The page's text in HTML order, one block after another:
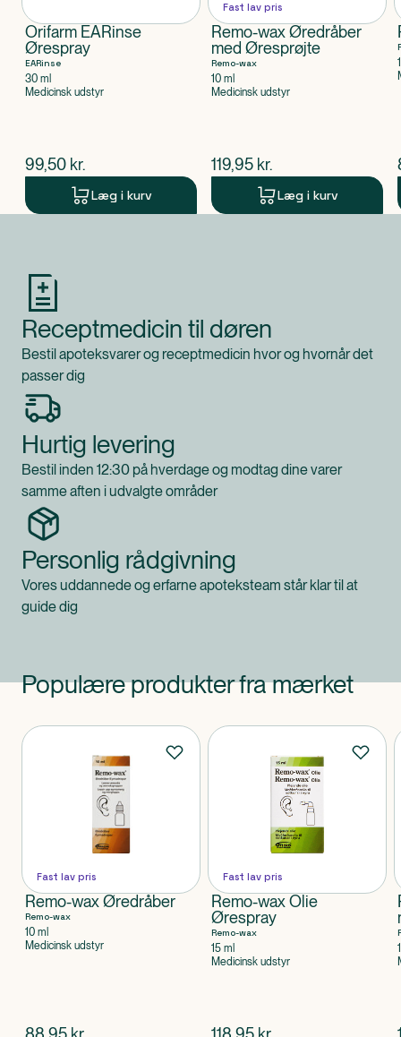
Orifarm EARinse
Ørespray
EARinse
30 ml
Medicinsk udstyr
$nuværende pris
99,50 kr.
Læg i kurv
Fast lav pris
Remo-wax Øredråber
med Øresprøjte
Remo-wax
10 ml
Medicinsk udstyr
$nuværende pris
119,95 kr.
Læg i kurv
Receptmedicin til døren
Bestil apoteksvarer og receptmedicin hvor og hvornår det
passer dig
Hurtig levering
Bestil inden 12:30 på hverdage og modtag dine varer
samme aften i udvalgte områder
Personlig rådgivning
Vores uddannede og erfarne apoteksteam står klar til at
guide dig
Populære produkter fra mærket
Produkter
Fast lav pris
Remo-wax Øredråber
Remo-wax
10 ml
Medicinsk udstyr
$nuværende pris
Fast lav pris
Remo-wax Olie
Ørespray
Remo-wax
15 ml
Medicinsk udstyr
$nuværende pris